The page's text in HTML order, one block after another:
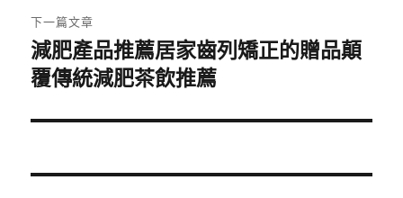
章:
下一篇文章
下
一
文
減肥產品推薦居家齒列矯正的贈品顛
覆傳統減肥茶飲推薦